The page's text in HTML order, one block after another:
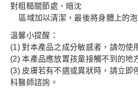
對粗糙關節處、暗沈
區域加以清潔，最後將身體上的泡
溫馨小提醒：
(1) 對本產品之成分敏感者，請勿使
(2) 本產品應放置孩童接觸不到的地
(3) 皮膚若有不適或異狀時，請立即
科醫師諮詢。